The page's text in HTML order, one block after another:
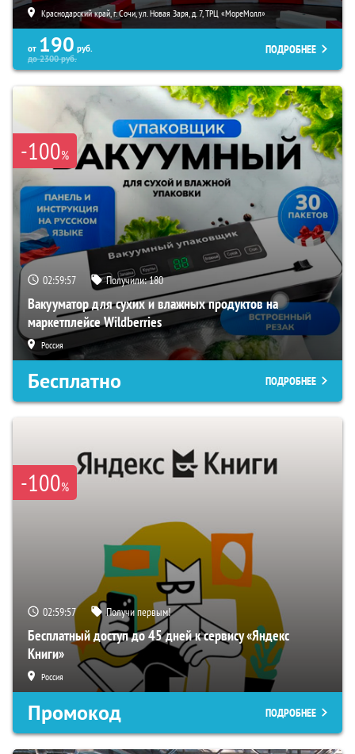
Краснодарский край, г. Сочи, ул. Новая Заря, д. 7, ТРЦ «МореМолл»
от 190 руб.
до2300руб.
ПОДРОБНЕЕ
-100%
02:59:57 Получили:180
Вакууматор для сухих и влажных продуктов на
маркетплейсе Wildberries
Россия
Бесплатно ПОДРОБНЕЕ
-100%
02:59:57 Получи первым!
Бесплатный доступ до 45 дней к сервису «Яндекс
Книги»
Россия
Промокод ПОДРОБНЕЕ